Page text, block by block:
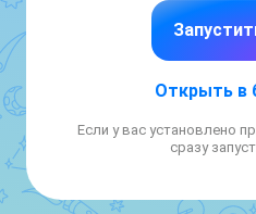
Открыть в
Если у вас установлено
сразу